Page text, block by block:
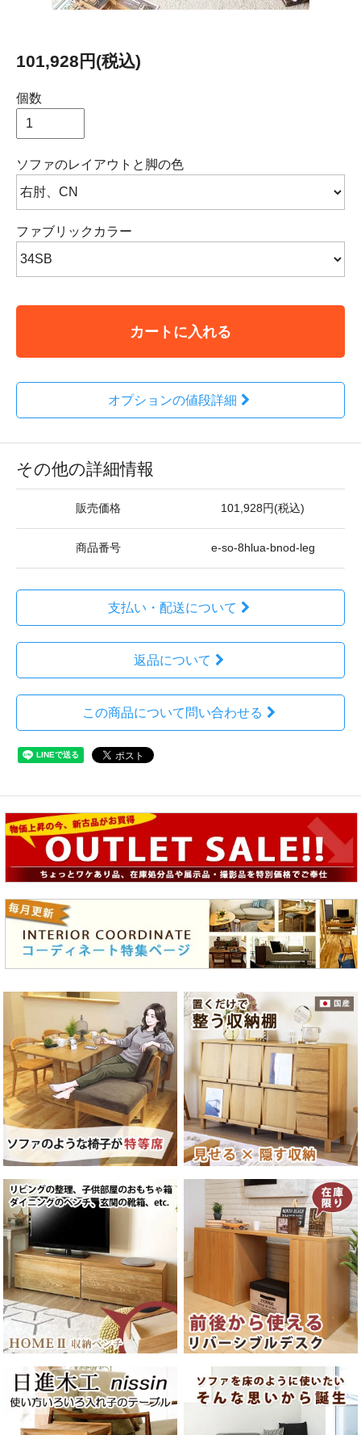
101,928円(税込)
個数
ソファのレイアウトと脚の色
ファブリックカラー
カートに入れる
オプションの値段詳細
その他の詳細情報
販売価格 101,928円(税込)
商品番号 e-so-8hlua-bnod-leg
支払い・配送について
返品について
この商品について問い合わせる